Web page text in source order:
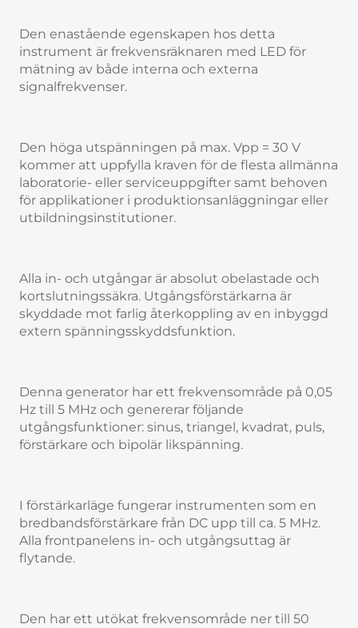
Den enastående egenskapen hos detta
instrument är frekvensräknaren med LED för
mätning av både interna och externa
signalfrekvenser.
Den höga utspänningen på max. Vpp = 30 V
kommer att uppfylla kraven för de flesta allmänna
laboratorie- eller serviceuppgifter samt behoven
för applikationer i produktionsanläggningar eller
utbildningsinstitutioner.
Alla in- och utgångar är absolut obelastade och
kortslutningssäkra. Utgångsförstärkarna är
skyddade mot farlig återkoppling av en inbyggd
extern spänningsskyddsfunktion.
Denna generator har ett frekvensområde på 0,05
Hz till 5 MHz och genererar följande
utgångsfunktioner: sinus, triangel, kvadrat, puls,
förstärkare och bipolär likspänning.
I förstärkarläge fungerar instrumenten som en
bredbandsförstärkare från DC upp till ca. 5 MHz.
Alla frontpanelens in- och utgångsuttag är
flytande.
Den har ett utökat frekvensområde ner till 50